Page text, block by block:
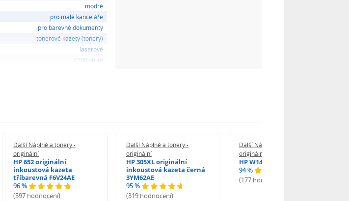
modré
pro malé kanceláře
pro barevné dokumenty
tonerové kazety (tonery)
laserové
2700 stran
Další Náplně a tonery -
originální
HP 652 originální
inkoustová kazeta
tříbarevná F6V24AE
96 %
(597 hodnocení)
Další Náplně a tonery -
originální
HP 305XL originální
inkoustová kazeta černá
3YM62AE
95 %
(319 hodnocení)
Další Náplně a tonery -
originální
HP W1420A - originální
94 %
(177 hodnocení)